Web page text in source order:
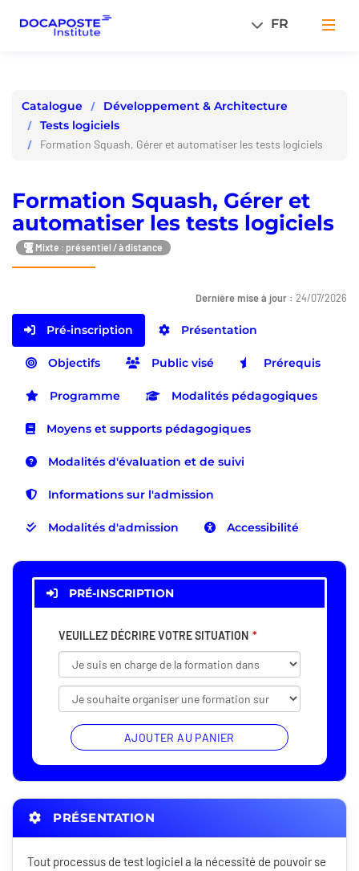
FR
Catalogue
Développement & Architecture
Tests logiciels
Formation Squash, Gérer et automatiser les tests logiciels
Formation Squash, Gérer et
automatiser les tests logiciels
Mixte : présentiel / à distance
Dernière mise à jour : 24/07/2026
Pré-inscription Présentation
Objectifs Public visé Prérequis
Programme Modalités pédagogiques
Moyens et supports pédagogiques
Modalités d'évaluation et de suivi
Informations sur l'admission
Modalités d'admission Accessibilité
PRÉ-INSCRIPTION
VEUILLEZ DÉCRIRE VOTRE SITUATION
AJOUTER AU PANIER
PRÉSENTATION
Tout processus de test logiciel a la nécessité de pouvoir se